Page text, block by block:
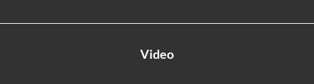
Video